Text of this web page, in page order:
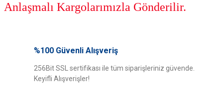
Anlaşmalı Kargolarımızla Gönderilir.
Bu ürüne ilk yorumu siz yapın!
yetersiz gördüğünüz noktaları öneri formunu kullanarak tarafımıza
iletebilirsiniz.
Görüş ve önerileriniz için teşekkür ederiz.
%100 Güvenli Alışveriş
256Bit SSL sertifikası ile tüm siparişleriniz güvende.
Keyifli Alışverişler!